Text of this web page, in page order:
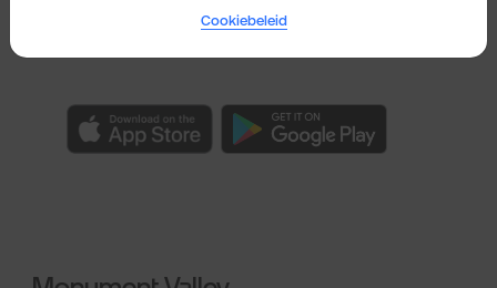
racing! Drag race in this exciting
Cookiebeleid